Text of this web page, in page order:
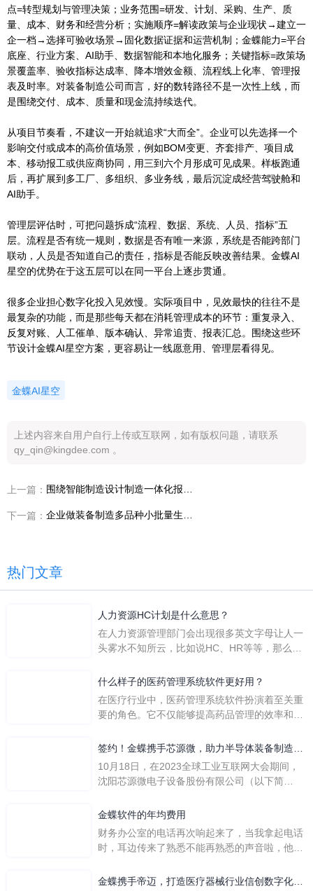
点=转型规划与管理决策；业务范围=研发、计划、采购、生产、质
量、成本、财务和经营分析；实施顺序=解读政策与企业现状→建立一
企一档→选择可验收场景→固化数据证据和运营机制；金蝶能力=平台
底座、行业方案、AI助手、数据智能和本地化服务；关键指标=政策场
景覆盖率、验收指标达成率、降本增效金额、流程线上化率、管理报
表及时率。对装备制造公司而言，好的数转路径不是一次性上线，而
是围绕交付、成本、质量和现金流持续迭代。
从项目节奏看，不建议一开始就追求“大而全”。企业可以先选择一个
影响交付或成本的高价值场景，例如BOM变更、齐套排产、项目成
本、移动报工或供应商协同，用三到六个月形成可见成果。样板跑通
后，再扩展到多工厂、多组织、多业务线，最后沉淀成经营驾驶舱和
AI助手。
管理层评估时，可把问题拆成“流程、数据、系统、人员、指标”五
层。流程是否有统一规则，数据是否有唯一来源，系统是否能跨部门
联动，人员是否知道自己的责任，指标是否能反映改善结果。金蝶AI
星空的优势在于这五层可以在同一平台上逐步贯通。
很多企业担心数字化投入见效慢。实际项目中，见效最快的往往不是
最复杂的功能，而是那些每天都在消耗管理成本的环节：重复录入、
反复对账、人工催单、版本确认、异常追责、报表汇总。围绕这些环
节设计金蝶AI星空方案，更容易让一线愿意用、管理层看得见。
金蝶AI星空
上述内容来自用户自行上传或互联网，如有版权问题，请联系
qy_qin@kingdee.com 。
上一篇：
下一篇：
热门文章
人力资源HC计划是什么意思？
在人力资源管理部门会出现很多英文字母让人一
头雾水不知所云，比如说HC、HR等等，那么它
么呢？
什么样子的医药管理系统软件更好用？
在医疗行业中，医药管理系统软件扮演着至关重
要的角色。它不仅能够提高药品管理的效率和准
一个好用的医药管理系统软件应具备以下特点。
地进行操作。 复杂的
签约！金蝶携手芯源微，助力半导体装备制造领
先企业迈向世界
10月18日，在2023全球工业互联网大会期间，
沈阳芯源微电子设备股份有限公司（以下简
下简称“金蝶”）在辽宁沈阳签署战略合作协议。
营管控平台，从而实现公司产研一体化、业财一
体化，提升公司整体业务水平。
金蝶软件的年均费用
财务办公室的电话再次响起来了，当我拿起电话
时，耳边传来了熟悉不能再熟悉的声音啦，他就
软件过程中遇到任何问题，我都可以获得金蝶服
金蝶携手帝迈，打造医疗器械行业信创数字化标